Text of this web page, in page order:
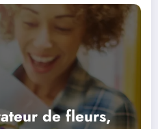
de fleurs,